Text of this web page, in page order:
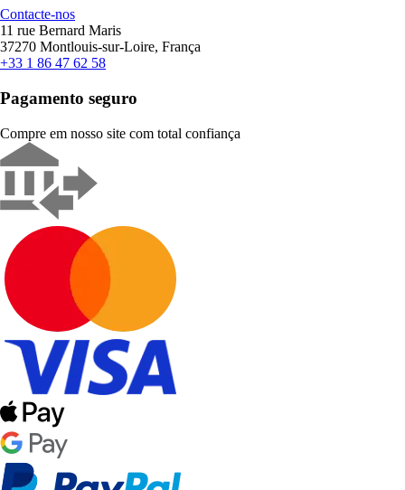
Contacte-nos
11 rue Bernard Maris
37270 Montlouis-sur-Loire, França
+33 1 86 47 62 58
Pagamento seguro
Compre em nosso site com total confiança